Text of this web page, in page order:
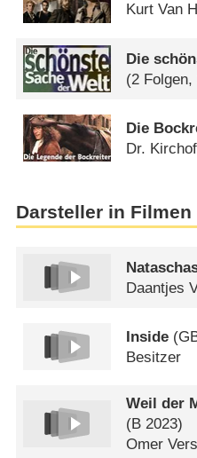
Kurt Van
Die
(2 Folgen,
Die
Dr.
Darsteller in Filmen
Daantjes
Inside (
Besitzer
Weil der
(B 2023)
Omer